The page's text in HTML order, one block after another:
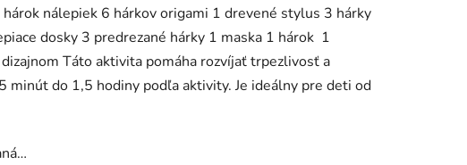
nálepiek 6 hárkov origami 1 drevené stylus 3 hárky
dosky 3 predrezané hárky 1 maska 1 hárok 1
Táto aktivita pomáha rozvíjať trpezlivosť a
minút do 1,5 hodiny podľa aktivity. Je ideálny pre deti od